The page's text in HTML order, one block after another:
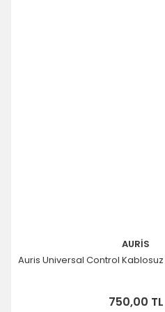
AURİS
Auris Universal Control Kablosuz
750,00 TL